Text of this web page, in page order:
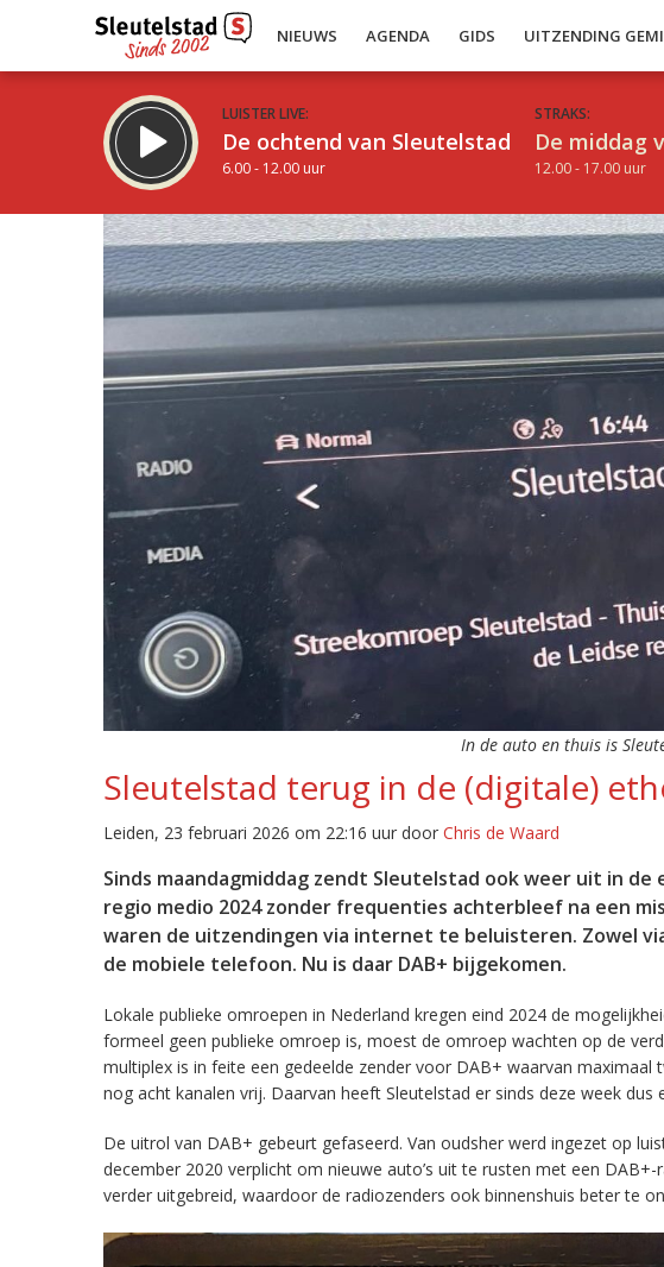
NIEUWS AGENDA GIDS UITZENDING
LUISTER LIVE:
De ochtend van Sleutelstad
6.00 - 12.00 uur
STRAKS:
De middag
12.00 - 17.00 uur
In de auto en thuis is
Sleutelstad terug in de (digitale)
Leiden, 23 februari 2026 om 22:16 uur door Chris de Waard
Sinds maandagmiddag zendt Sleutelstad ook weer uit in
regio medio 2024 zonder frequenties achterbleef na een
waren de uitzendingen via internet te beluisteren. Zowel
de mobiele telefoon. Nu is daar DAB+ bijgekomen.
Lokale publieke omroepen in Nederland kregen eind 2024 de
formeel geen publieke omroep is, moest de omroep wachten op de
multiplex is in feite een gedeelde zender voor DAB+ waarvan
nog acht kanalen vrij. Daarvan heeft Sleutelstad er sinds deze week dus
De uitrol van DAB+ gebeurt gefaseerd. Van oudsher werd ingezet op
december 2020 verplicht om nieuwe auto’s uit te rusten met een
verder uitgebreid, waardoor de radiozenders ook binnenshuis beter te